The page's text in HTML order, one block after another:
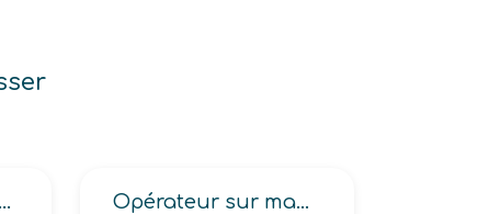
Chef d’opérations d’engin sous-marin, d’engin sous-marin télé opéré Opérateur sur machine à bobiner en électricité